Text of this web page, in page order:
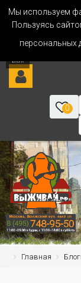
Мы используем
Пользуясь
персональных
0
Главная